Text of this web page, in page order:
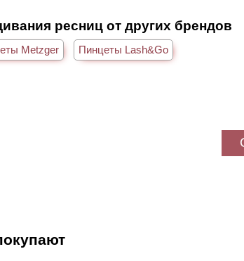
ресниц от других брендов
Metzger Пинцеты Lash&Go